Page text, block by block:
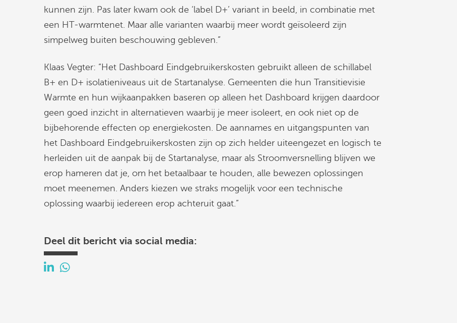
kunnen zijn. Pas later kwam ook de ‘label D+’ variant in beeld, in combinatie met
een HT-warmtenet. Maar alle varianten waarbij meer wordt geïsoleerd zijn
simpelweg buiten beschouwing gebleven.”
Klaas Vegter: “Het Dashboard Eindgebruikerskosten gebruikt alleen de schillabel
B+ en D+ isolatieniveaus uit de Startanalyse. Gemeenten die hun Transitievisie
Warmte en hun wijkaanpakken baseren op alleen het Dashboard krijgen daardoor
geen goed inzicht in alternatieven waarbij je meer isoleert, en ook niet op de
bijbehorende effecten op energiekosten. De aannames en uitgangspunten van
het Dashboard Eindgebruikerskosten zijn op zich helder uiteengezet en logisch te
herleiden uit de aanpak bij de Startanalyse, maar als Stroomversnelling blijven we
erop hameren dat je, om het betaalbaar te houden, alle bewezen oplossingen
moet meenemen. Anders kiezen we straks mogelijk voor een technische
oplossing waarbij iedereen erop achteruit gaat.”
Deel dit bericht via social media: